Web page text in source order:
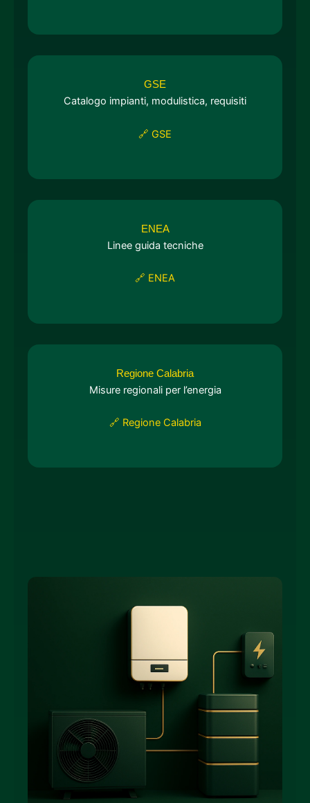
GSE
Catalogo impianti, modulistica, requisiti
🔗 GSE
ENEA
Linee guida tecniche
🔗 ENEA
Regione Calabria
Misure regionali per l’energia
🔗 Regione Calabria